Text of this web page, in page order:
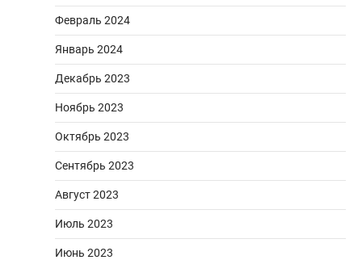
Февраль 2024
Январь 2024
Декабрь 2023
Ноябрь 2023
Октябрь 2023
Сентябрь 2023
Август 2023
Июль 2023
Июнь 2023